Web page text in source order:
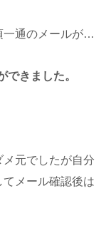
一通のメールが…
きました。
元でしたが自分
メール確認後は